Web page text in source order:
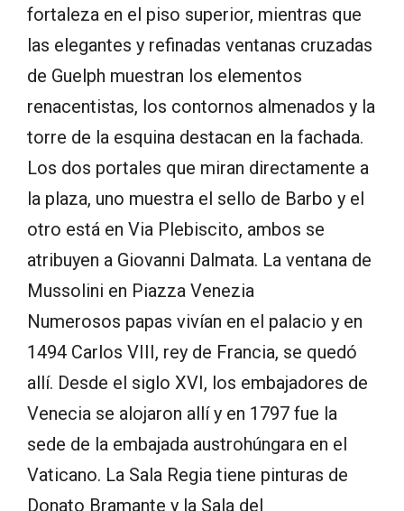
fortaleza en el piso superior, mientras que
las elegantes y refinadas ventanas cruzadas
de Guelph muestran los elementos
renacentistas, los contornos almenados y la
torre de la esquina destacan en la fachada.
Los dos portales que miran directamente a
la plaza, uno muestra el sello de Barbo y el
otro está en Via Plebiscito, ambos se
atribuyen a Giovanni Dalmata. La ventana de
Mussolini en Piazza Venezia
Numerosos papas vivían en el palacio y en
1494 Carlos VIII, rey de Francia, se quedó
allí. Desde el siglo XVI, los embajadores de
Venecia se alojaron allí y en 1797 fue la
sede de la embajada austrohúngara en el
Vaticano. La Sala Regia tiene pinturas de
Donato Bramante y la Sala del